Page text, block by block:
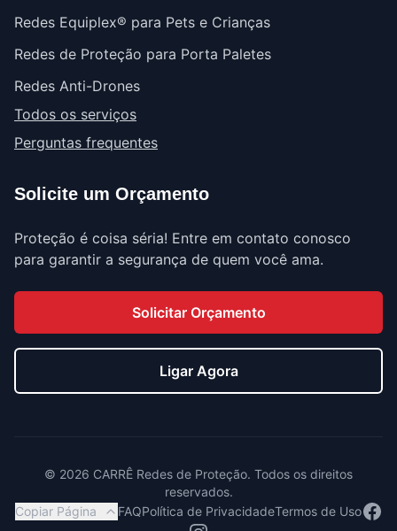
Redes Equiplex® para Pets e Crianças
Redes de Proteção para Porta Paletes
Redes Anti-Drones
Todos os serviços
Perguntas frequentes
Solicite um Orçamento
Proteção é coisa séria! Entre em contato conosco
para garantir a segurança de quem você ama.
Solicitar Orçamento
Ligar Agora
© 2026 CARRÊ Redes de Proteção. Todos os direitos
reservados.
Copiar Página
FAQPolítica de PrivacidadeTermos de Uso